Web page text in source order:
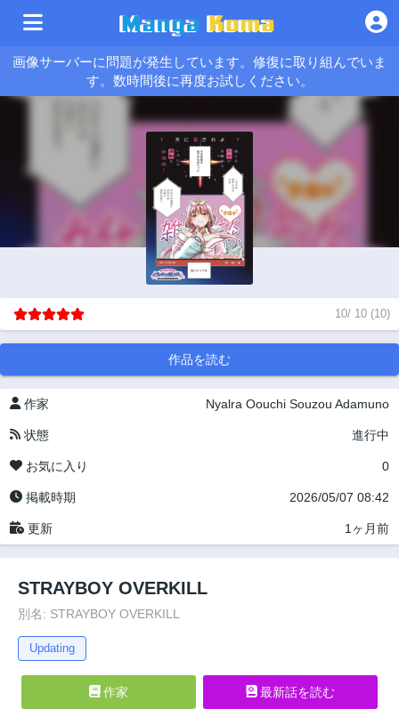
画像サーバーに問題が発生しています。修復に取り組んでいま
す。数時間後に再度お試しください。
10/ 10 (10)
作品を読む
作家 Nyalra Oouchi Souzou Adamuno
状態 進行中
お気に入り 0
掲載時期 2026/05/07 08:42
更新 1ヶ月前
STRAYBOY OVERKILL
別名: STRAYBOY OVERKILL
Updating
作家 最新話を読む